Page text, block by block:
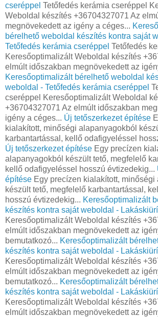
cseréppel Tetőfedés kerámia cseréppel
Weboldal készítés +36704327071 Az
megnövekedett az igény a céges...
bérelhető weboldal készítés kontra saját
Tetőfedés kerámia cseréppel Tetőfedés
Keresőoptimalizált Weboldal készítés
elmúlt időszakban megnövekedett az
Keresőoptimalizált bérelhető weboldal
weboldal - Tetőfedés kerámia cseréppel
cseréppel Keresőoptimalizált Weboldal
+36704327071 Az elmúlt időszakban
igény a céges... Új tetőszerkezet építése
kialakított, minőségi alapanyagokból
karbantartással, kellő odafigyeléssel
Új tetőszerkezet építése Egy precízen
alapanyagokból készült tető, megfelelő
kellő odafigyeléssel hosszú évtizedekig...
építése Egy precízen kialakított, minőségi
készült tető, megfelelő karbantartással,
hosszú évtizedekig... Keresőoptimalizált
készítés kontra saját weboldal -
Keresőoptimalizált Weboldal készítés
elmúlt időszakban megnövekedett az
bemutatkozó... Keresőoptimalizált
készítés kontra saját weboldal -
Keresőoptimalizált Weboldal készítés
elmúlt időszakban megnövekedett az
bemutatkozó... Keresőoptimalizált
készítés kontra saját weboldal -
Keresőoptimalizált Weboldal készítés
elmúlt időszakban megnövekedett az